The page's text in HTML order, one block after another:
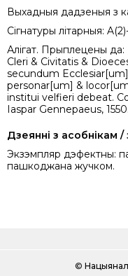
Выхадныя дадзеныя з
Сігнатуры літарныя:
Алігат. Прыплецены
Cleri & Civitatis &
secundum
personar[um] &
institui velfieri debeat.
Iaspar Gennepaeus, 1550.
Дзеянні з асобнікам /
Экзэмпляр дэфектны:
пашкоджана жучком.
©